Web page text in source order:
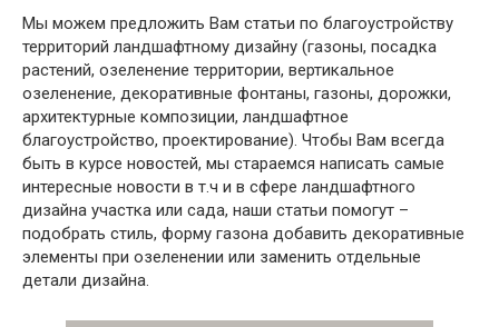
Мы можем предложить Вам статьи по благоустройству
территорий ландшафтному дизайну (газоны, посадка
растений, озеленение территории, вертикальное
озеленение, декоративные фонтаны, газоны, дорожки,
архитектурные композиции, ландшафтное
благоустройство, проектирование). Чтобы Вам всегда
быть в курсе новостей, мы стараемся написать самые
интересные новости в т.ч и в сфере ландшафтного
дизайна участка или сада, наши статьи помогут –
подобрать стиль, форму газона добавить декоративные
элементы при озеленении или заменить отдельные
детали дизайна.